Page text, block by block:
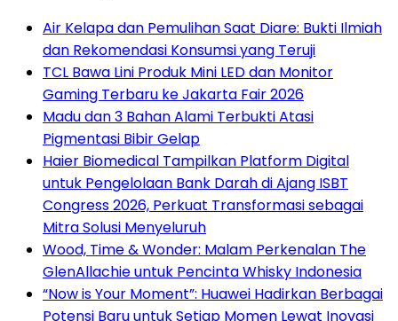
Air Kelapa dan Pemulihan Saat Diare: Bukti Ilmiah
dan Rekomendasi Konsumsi yang Teruji
TCL Bawa Lini Produk Mini LED dan Monitor
Gaming Terbaru ke Jakarta Fair 2026
Madu dan 3 Bahan Alami Terbukti Atasi
Pigmentasi Bibir Gelap
Haier Biomedical Tampilkan Platform Digital
untuk Pengelolaan Bank Darah di Ajang ISBT
Congress 2026, Perkuat Transformasi sebagai
Mitra Solusi Menyeluruh
Wood, Time & Wonder: Malam Perkenalan The
GlenAllachie untuk Pencinta Whisky Indonesia
“Now is Your Moment”: Huawei Hadirkan Berbagai
Potensi Baru untuk Setiap Momen Lewat Inovasi